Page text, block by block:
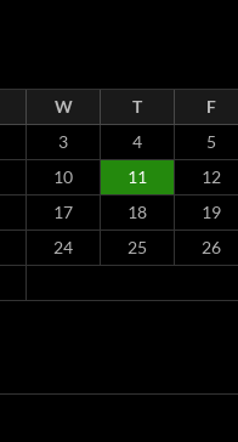
W T F
3 4 5
10 11 12
17 18 19
24 25 26